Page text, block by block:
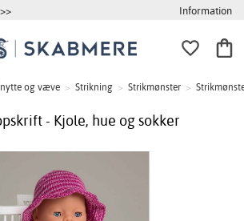
Information
og væve > Strikning > Strikmønster >
- Kjole, hue og sokker